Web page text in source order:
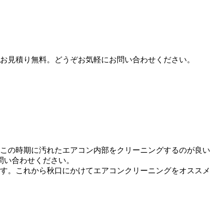
積り無料。どうぞお気軽にお問い合わせください。
の時期に汚れたエアコン内部をクリーニングするのが良い
合わせください。
。これから秋口にかけてエアコンクリーニングをオススメ